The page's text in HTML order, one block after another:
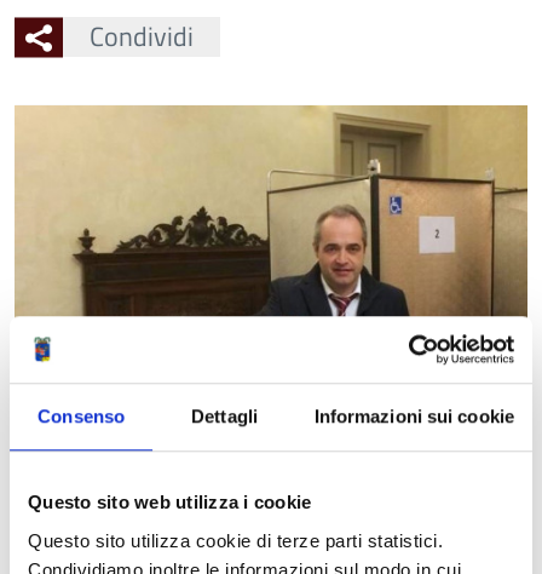
Consenso Dettagli Informazioni sui cookie
Questo sito web utilizza i cookie
Questo sito utilizza cookie di terze parti statistici.
Condividiamo inoltre le informazioni sul modo in cui
Condividi